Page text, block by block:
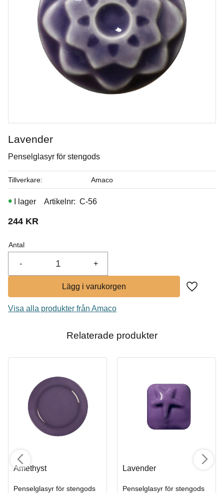
Penselglasyr för stengods
I lager
Lavender
Penselglasyr för stengods
244 KR
Antal
+
-
Lägg till
I lager Artikelnr C-56
Tillverkare Amaco
Visa alla produkter från Amaco
Relaterade produkter
Amethyst
Penselglasyr för stengods
Lavender
Penselglasyr för stengods